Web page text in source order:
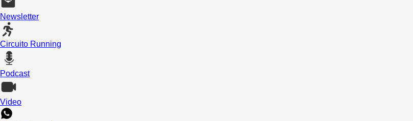
Newsletter
Circuito Running
Podcast
Video